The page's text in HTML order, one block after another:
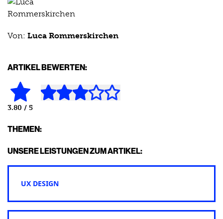
Von: Luca Rommerskirchen
ARTIKEL BEWERTEN:
3.80 / 5
THEMEN:
UNSERE LEISTUNGEN ZUM ARTIKEL:
UX DESIGN